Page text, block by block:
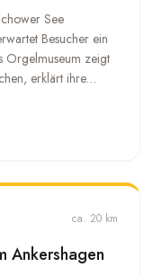
See
Besucher ein
Orgelmuseum zeigt
erklärt ihre
Ort –
von Malchow.
ca. 20 km
Ankershagen